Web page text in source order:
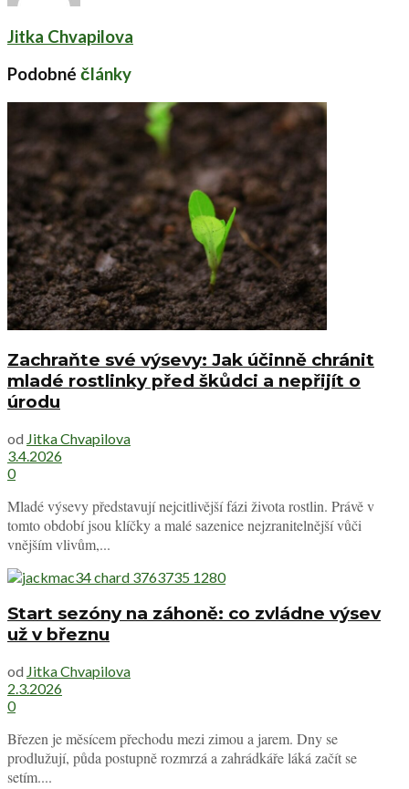
Jitka Chvapilova
Podobné články
Zachraňte své výsevy: Jak účinně chránit
mladé rostlinky před škůdci a nepřijít o
úrodu
od Jitka Chvapilova
3.4.2026
0
Mladé výsevy představují nejcitlivější fázi života rostlin. Právě v
tomto období jsou klíčky a malé sazenice nejzranitelnější vůči
vnějším vlivům,...
Start sezóny na záhoně: co zvládne výsev
už v březnu
od Jitka Chvapilova
2.3.2026
0
Březen je měsícem přechodu mezi zimou a jarem. Dny se
prodlužují, půda postupně rozmrzá a zahrádkáře láká začít se
setím....